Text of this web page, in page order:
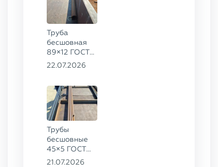
Труба
бесшовная
89×12 ГОСТ
8732-78, ст.
22.07.2026
Трубы
бесшовные
45×5 ГОСТ
8734-75, ст.
21.07.2026